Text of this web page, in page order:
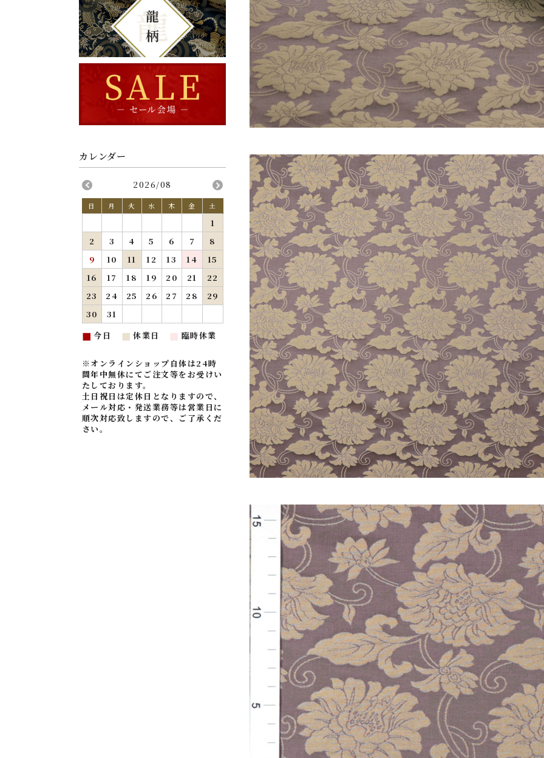
2026/08
日 月 火 水 木 金 土
1
2
3 4 5 6 7
8
9
10 11 12 13 14
15
16
17 18 19 20 21
22
23
24 25 26 27 28
29
30
31
■ 今日 ■ 休業日 ■ 臨時休業
※オンラインショップ自体は24時
間年中無休にてご注文等をお受けい
たしております。
土日祝日は定休日となりますので、
メール対応・発送業務等は営業日に
順次対応致しますので、ご了承くだ
さい。